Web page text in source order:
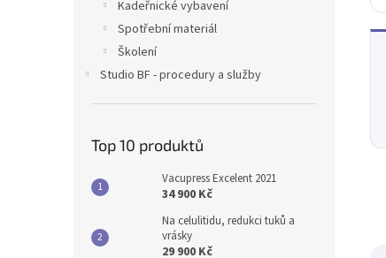
Kadeřnické vybavení
Spotřební materiál
Školení
Studio BF - procedury a služby
Top 10 produktů
Vacupress Excelent 2021
34 900 Kč
Na celulitidu, redukci tuků a
vrásky
29 900 Kč